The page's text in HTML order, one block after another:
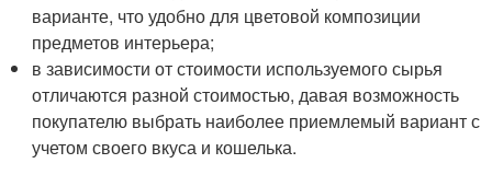
варианте, что удобно для цветовой композиции
предметов интерьера;
в зависимости от стоимости используемого сырья
отличаются разной стоимостью, давая возможность
покупателю выбрать наиболее приемлемый вариант с
учетом своего вкуса и кошелька.